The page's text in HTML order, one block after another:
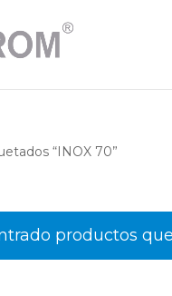
“INOX 70”
productos